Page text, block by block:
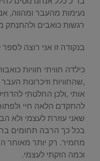
נעימות מהעבר ומהווה,
רגשות כואבים ולהתנתק
בנקודה זו אני רוצה
כילדה חוויתי חוויות
,שהחוויות וזיכרונות
אותי ,ולכן החלטתי
להתקדם הלאה חיי
שאני עוזרת לעצמי ולא
בכל כך הרבה תחומים
מחמיר. רק יותר מאוחר
וכמה הזקתי לעצמי.